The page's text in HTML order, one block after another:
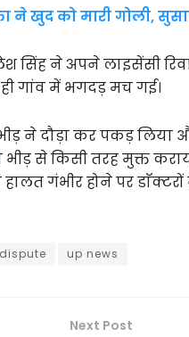
ने खुद को मारी गोली,
सिंह ने अपने लाइसेंसी
ही गांव में भगदड़ मच गई।
ने दौड़ा कर पकड़ लिया
से किसी तरह मुक्त
गंभीर होने पर
up news
Next Post